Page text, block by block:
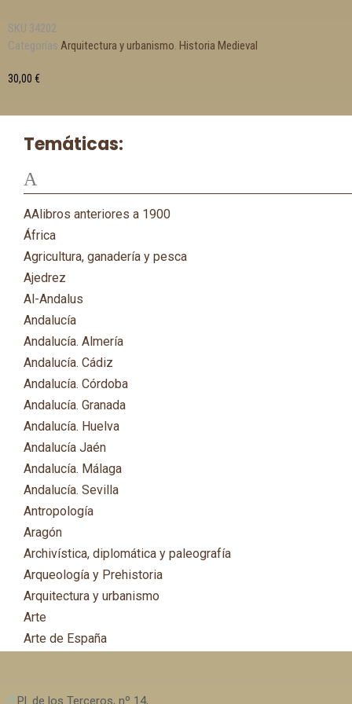
Temáticas:
A
AAlibros anteriores a 1900
África
Agricultura, ganadería y pesca
Ajedrez
Al-Andalus
Andalucía
Andalucía. Almería
Andalucía. Cádiz
Andalucía. Córdoba
Andalucía. Granada
Andalucía. Huelva
Andalucía Jaén
Andalucía. Málaga
Andalucía. Sevilla
Antropología
Aragón
Archivística, diplomática y paleografía
Arqueología y Prehistoria
Arquitectura y urbanismo
Arte
Arte de España
SKU 34202
Categorías Arquitectura y urbanismo, Historia Medieval
30,00 €
Pl. de los Terceros, nº 14,